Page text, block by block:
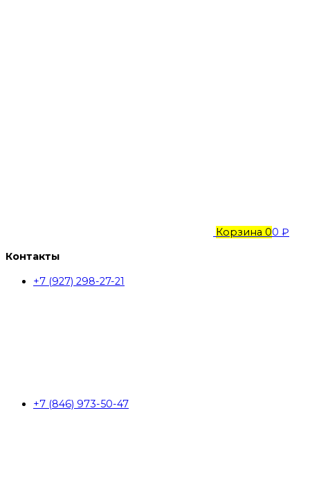
Корзина 00 ₽
Контакты
+7 (927) 298-27-21
+7 (846) 973-50-47